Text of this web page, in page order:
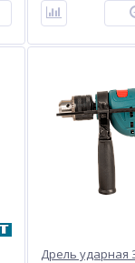
Дрель ударная